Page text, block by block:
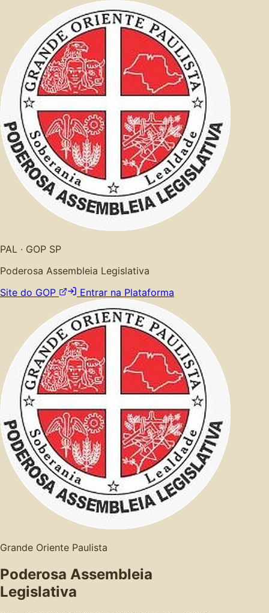
PAL · GOP SP
Poderosa Assembleia Legislativa
Site do GOP
Entrar na Plataforma
Grande Oriente Paulista
Poderosa Assembleia
Legislativa